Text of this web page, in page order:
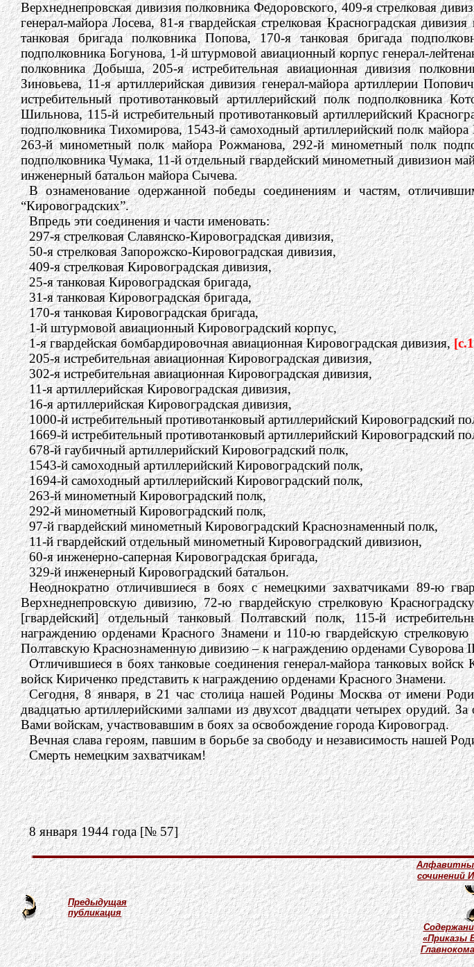
Верхнеднепровская дивизия полковника Федоровского, 409-я стрелковая
генерал-майора Лосева, 81-я гвардейская стрелковая Красноградская
танковая бригада полковника Попова, 170-я танковая бригада
подполковника Богунова, 1-й штурмовой авиационный корпус генерал-
полковника Добыша, 205-я истребительная авиационная дивизия
Зиновьева, 11-я артиллерийская дивизия генерал-майора артиллерии
истребительный противотанковый артиллерийский полк подполковника
Шильнова, 115-й истребительный противотанковый артиллерийский
подполковника Тихомирова, 1543-й самоходный артиллерийский полк
263-й минометный полк майора Рожманова, 292-й минометный полк
подполковника Чумака, 11-й отдельный гвардейский минометный дивизион
инженерный батальон майора Сычева.
В ознаменование одержанной победы соединениям и частям,
“Кировоградских”.
Впредь эти соединения и части именовать:
297-я стрелковая Славянско-Кировоградская дивизия,
50-я стрелковая Запорожско-Кировоградская дивизия,
409-я стрелковая Кировоградская дивизия,
25-я танковая Кировоградская бригада,
31-я танковая Кировоградская бригада,
170-я танковая Кировоградская бригада,
1-й штурмовой авиационный Кировоградский корпус,
1-я гвардейская бомбардировочная авиационная Кировоградская дивизия,
205-я истребительная авиационная Кировоградская дивизия,
302-я истребительная авиационная Кировоградская дивизия,
11-я артиллерийская Кировоградская дивизия,
16-я артиллерийская Кировоградская дивизия,
1000-й истребительный противотанковый артиллерийский Кировоградский
1669-й истребительный противотанковый артиллерийский Кировоградский
678-й гаубичный артиллерийский Кировоградский полк,
1543-й самоходный артиллерийский Кировоградский полк,
1694-й самоходный артиллерийский Кировоградский полк,
263-й минометный Кировоградский полк,
292-й минометный Кировоградский полк,
97-й гвардейский минометный Кировоградский Краснознаменный полк,
11-й гвардейский отдельный минометный Кировоградский дивизион,
60-я инженерно-саперная Кировоградская бригада,
329-й инженерный Кировоградский батальон.
Неоднократно отличившиеся в боях с немецкими захватчиками 89-ю
Верхнеднепровскую дивизию, 72-ю гвардейскую стрелковую
[гвардейский] отдельный танковый Полтавский полк, 115-й
награждению орденами Красного Знамени и 110-ю гвардейскую
Полтавскую Краснознаменную дивизию – к награждению орденами Суворова
Отличившиеся в боях танковые соединения генерал-майора танковых
войск Кириченко представить к награждению орденами Красного Знамени.
Сегодня, 8 января, в 21 час столица нашей Родины Москва от имени
двадцатью артиллерийскими залпами из двухсот двадцати четырех орудий.
Вами войскам, участвовавшим в боях за освобождение города Кировоград.
Вечная слава героям, павшим в борьбе за свободу и независимость нашей
Смерть немецким захватчикам!
8 января 1944 года [№ 57]
Предыдущая
публикация
сочинений
«Приказы